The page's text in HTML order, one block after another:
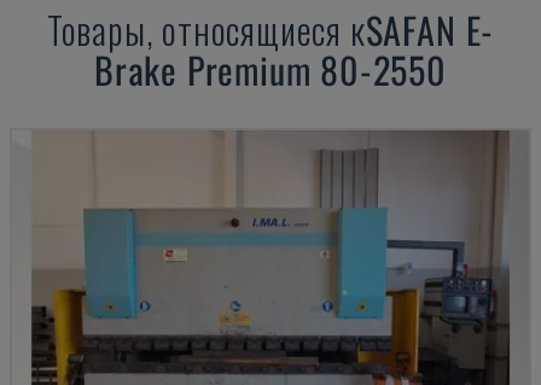
Товары, относящиеся кSAFAN E-
Brake Premium 80-2550